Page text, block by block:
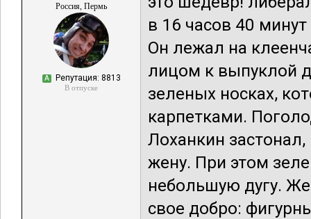
Россия, Пермь
А Репутация: 8813
В отпуске
в 16 часов 40
Он лежал на
лицом к выпуклой
зеленых носках,
карпетками.
Лоханкин
жену. При этом
небольшую дугу.
свое добро: